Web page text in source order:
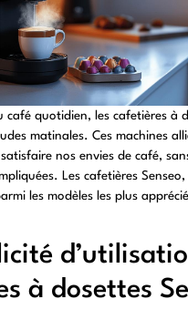
café quotidien, les cafetières à
matinales. Ces machines
nos envies de café,
Les cafetières
les modèles les plus
à dosettes